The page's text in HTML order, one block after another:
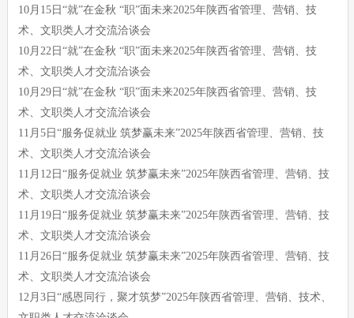
10月15日“就”在金秋 “职”面未来2025年陕西省管理、营销、技
术、文职类人才交流洽谈会
10月22日“就”在金秋 “职”面未来2025年陕西省管理、营销、技
术、文职类人才交流洽谈会
10月29日“就”在金秋 “职”面未来2025年陕西省管理、营销、技
术、文职类人才交流洽谈会
11月5日“服务促就业 筑梦赢未来”2025年陕西省管理、营销、技
术、文职类人才交流洽谈会
11月12日“服务促就业 筑梦赢未来”2025年陕西省管理、营销、技
术、文职类人才交流洽谈会
11月19日“服务促就业 筑梦赢未来”2025年陕西省管理、营销、技
术、文职类人才交流洽谈会
11月26日“服务促就业 筑梦赢未来”2025年陕西省管理、营销、技
术、文职类人才交流洽谈会
12月3日“感恩同行，聚才筑梦”2025年陕西省管理、营销、技术、